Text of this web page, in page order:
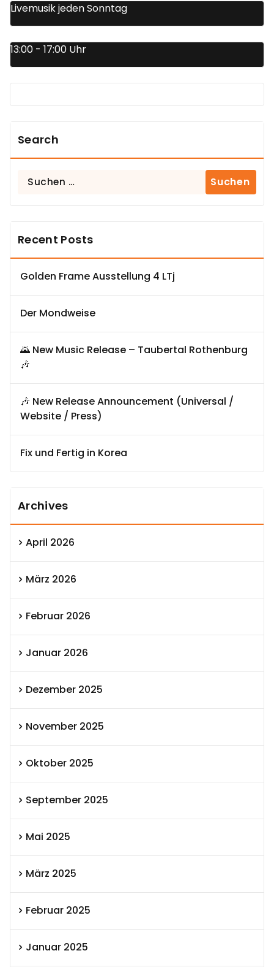
Livemusik jeden Sonntag
13:00 - 17:00 Uhr
Search
Suchen
Recent Posts
Golden Frame Ausstellung 4 LTj
Der Mondweise
🌄 New Music Release – Taubertal Rothenburg
🎶
🎶 New Release Announcement (Universal /
Website / Press)
Fix und Fertig in Korea
Archives
April 2026
März 2026
Februar 2026
Januar 2026
Dezember 2025
November 2025
Oktober 2025
September 2025
Mai 2025
März 2025
Februar 2025
Januar 2025